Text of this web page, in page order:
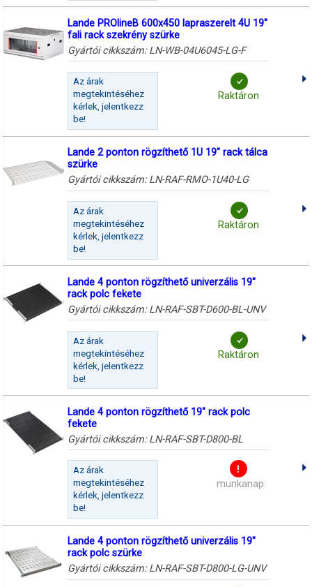
Lande PROlineB 600x450 lapraszerelt 4U 19"
fali rack szekrény szürke
Gyártói cikkszám: LN-WB-04U6045-LG-F
Az árak
megtekintéséhez
kérlek, jelentkezz
be!
Raktáron
Lande 2 ponton rögzíthető 1U 19" rack tálca
szürke
Gyártói cikkszám: LN-RAF-RMO-1U40-LG
Az árak
megtekintéséhez
kérlek, jelentkezz
be!
Raktáron
Lande 4 ponton rögzíthető univerzális 19"
rack polc fekete
Gyártói cikkszám: LN-RAF-SBT-D600-BL-UNV
Az árak
megtekintéséhez
kérlek, jelentkezz
be!
Raktáron
Lande 4 ponton rögzíthető 19" rack polc
fekete
Gyártói cikkszám: LN-RAF-SBT-D800-BL
Az árak
megtekintéséhez
kérlek, jelentkezz
be!
munkanap
Lande 4 ponton rögzíthető univerzális 19"
rack polc szürke
Gyártói cikkszám: LN-RAF-SBT-D800-LG-UNV